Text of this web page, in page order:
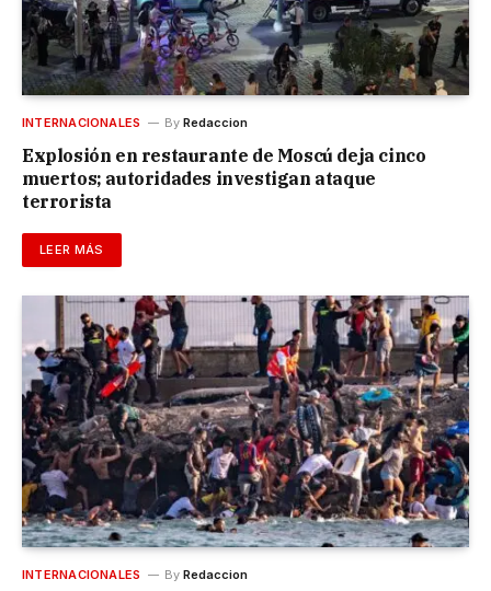
INTERNACIONALES By Redaccion
Explosión en restaurante de Moscú deja cinco
muertos; autoridades investigan ataque
terrorista
LEER MÁS
INTERNACIONALES By Redaccion